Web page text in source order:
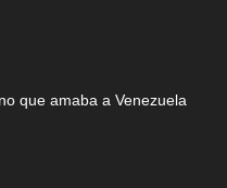
que amaba a Venezuela